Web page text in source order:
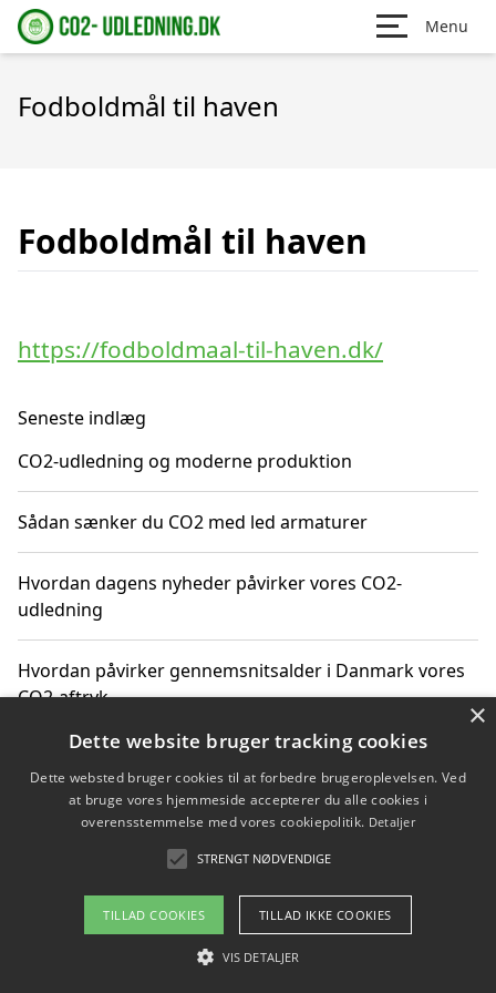
Menu
Fodboldmål til haven
Fodboldmål til haven
https://fodboldmaal-til-haven.dk/
Seneste indlæg
CO2-udledning og moderne produktion
Sådan sænker du CO2 med led armaturer
Hvordan dagens nyheder påvirker vores CO2-
udledning
Hvordan påvirker gennemsnitsalder i Danmark vores
CO2-aftryk
Hvordan nyheder om CO2-udledning påvirker vores
hverdag
Om / kontakt
Blog Betingelser
×
Dette website bruger tracking cookies
Dette websted bruger cookies til at forbedre brugeroplevelsen. Ved
at bruge vores hjemmeside accepterer du alle cookies i
overensstemmelse med vores cookiepolitik. Detaljer
STRENGT NØDVENDIGE
TILLAD COOKIES TILLAD IKKE COOKIES
VIS DETALJER